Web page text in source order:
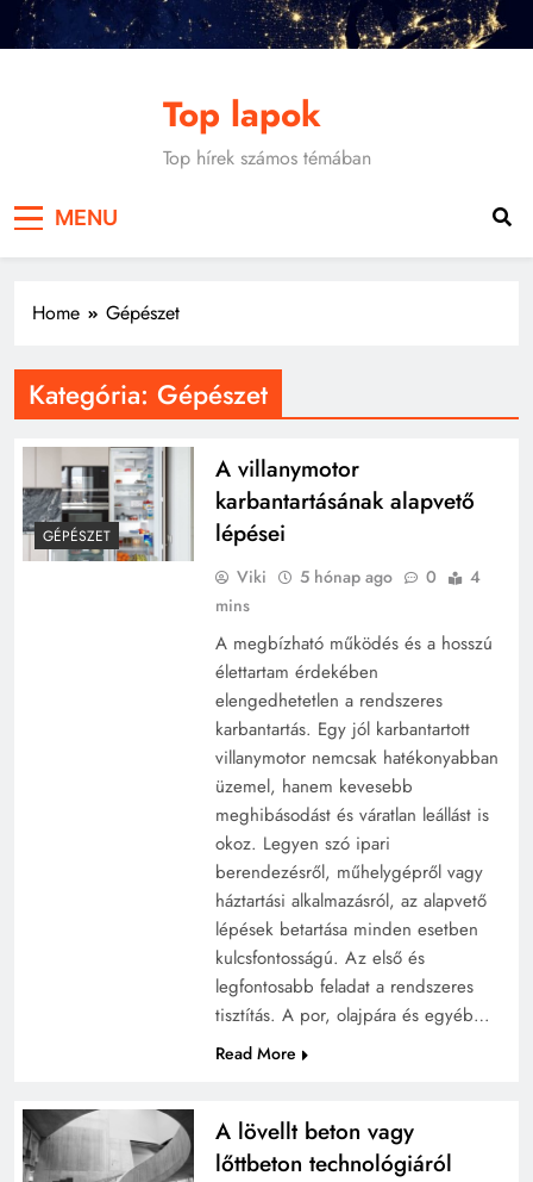
Skip
Top lapok
Top hírek számos témában
MENU
Home Gépészet
Kategória: Gépészet
GÉPÉSZET
A villanymotor
karbantartásának alapvető
lépései
Viki 5 hónap ago 0
4
mins
A megbízható működés és a hosszú
élettartam érdekében
elengedhetetlen a rendszeres
karbantartás. Egy jól karbantartott
villanymotor nemcsak hatékonyabban
üzemel, hanem kevesebb
meghibásodást és váratlan leállást is
okoz. Legyen szó ipari
berendezésről, műhelygépről vagy
háztartási alkalmazásról, az alapvető
lépések betartása minden esetben
kulcsfontosságú. Az első és
legfontosabb feladat a rendszeres
tisztítás. A por, olajpára és egyéb…
Read More
A lövellt beton vagy
lőttbeton technológiáról